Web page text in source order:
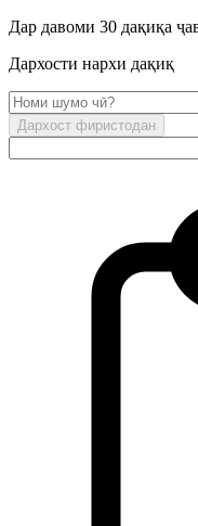
Дар давоми 30 дақиқа
Дархости нархи дақиқ
Дархост фиристодан